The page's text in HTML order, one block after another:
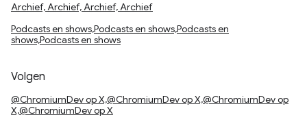
Archief, Archief, Archief, Archief
Podcasts en shows,Podcasts en shows,Podcasts en
shows,Podcasts en shows
Volgen
@ChromiumDev op X,@ChromiumDev op X,@ChromiumDev op
X,@ChromiumDev op X